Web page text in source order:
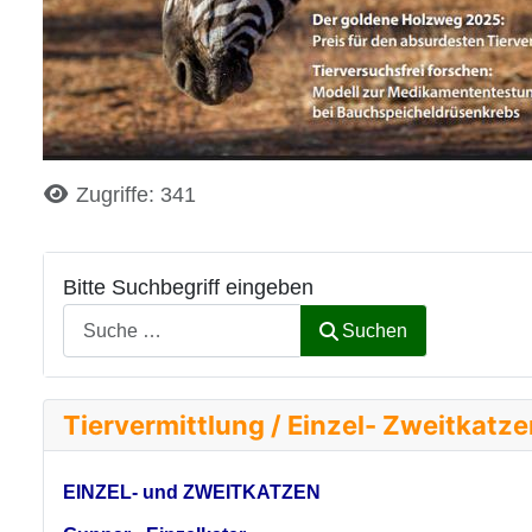
Bitte Suchbegriff eingeben
Suchen
Tiervermittlung / Einzel-
EINZEL- und ZWEITKATZEN
DetailsZugriffe: 341